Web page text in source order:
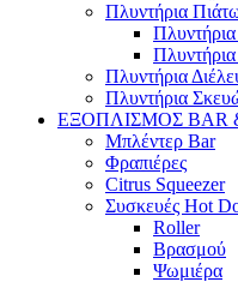
Πλυντήρια
Πλυντήρια
Πλυντήρια
ΕΞΟΠΛΙΣΜΟΣ BAR
Μπλέντερ Bar
Φραπιέρες
Citrus Squeezer
Συσκευές Hot
Roller
Βρασμού
Ψωμιέρα